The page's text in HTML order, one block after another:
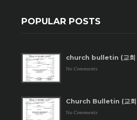
POPULAR POSTS
church bulletin (교회
No Comments
Church Bulletin (교
No Comments